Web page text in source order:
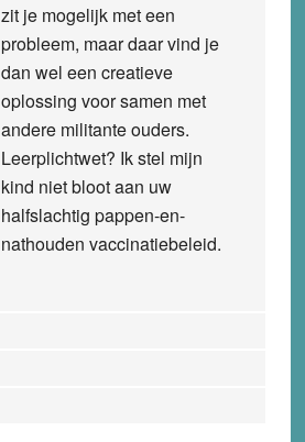
zit je mogelijk met een
probleem, maar daar vind je
dan wel een creatieve
oplossing voor samen met
andere militante ouders.
Leerplichtwet? Ik stel mijn
kind niet bloot aan uw
halfslachtig pappen-en-
nathouden vaccinatiebeleid.